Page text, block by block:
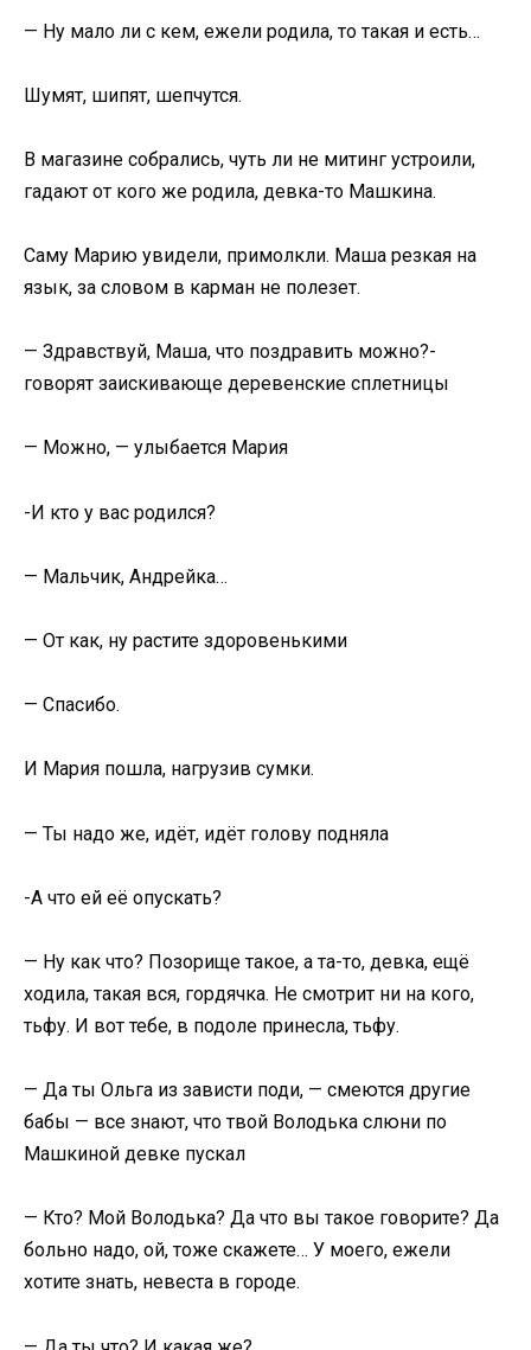
— Ну мало ли с кем, ежели родила, то такая и есть…
Шумят, шипят, шепчутся.
В магазине собрались, чуть ли не митинг устроили,
гадают от кого же родила, девка-то Машкина.
Саму Марию увидели, примолкли. Маша резкая на
язык, за словом в карман не полезет.
— Здравствуй, Маша, что поздравить можно?-
говорят заискивающе деревенские сплетницы
— Можно, — улыбается Мария
-И кто у вас родился?
— Мальчик, Андрейка…
— От как, ну растите здоровенькими
— Спасибо.
И Мария пошла, нагрузив сумки.
— Ты надо же, идёт, идёт голову подняла
-А что ей её опускать?
— Ну как что? Позорище такое, а та-то, девка, ещё
ходила, такая вся, гордячка. Не смотрит ни на кого,
тьфу. И вот тебе, в подоле принесла, тьфу.
— Да ты Ольга из зависти поди, — смеются другие
бабы — все знают, что твой Володька слюни по
Машкиной девке пускал
— Кто? Мой Володька? Да что вы такое говорите? Да
больно надо, ой, тоже скажете… У моего, ежели
хотите знать, невеста в городе.